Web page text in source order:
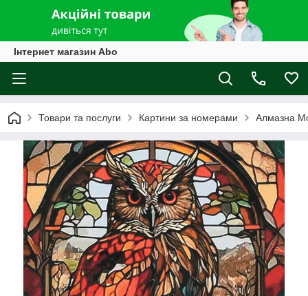
Інтернет магазин Abo
Товари та послуги Картини за номерами Алмазна